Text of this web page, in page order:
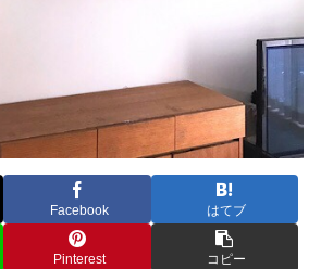
Facebook はてブ
Pinterest コピー